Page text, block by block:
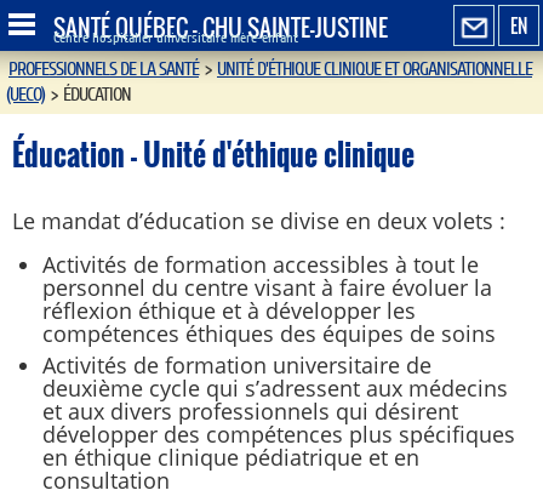
EN
SANTÉ QUÉBEC - CHU SAINTE-JUSTINE
Centre hospitalier universitaire mère-enfant
PROFESSIONNELS DE LA SANTÉ>UNITÉ D'ÉTHIQUE CLINIQUE ET ORGANISATIONNELLE
(UECO) > ÉDUCATION
Éducation - Unité d'éthique clinique
Le mandat d’éducation se divise en deux volets :
Activités de formation accessibles à tout le
personnel du centre visant à faire évoluer la
réflexion éthique et à développer les
compétences éthiques des équipes de soins
Activités de formation universitaire de
deuxième cycle qui s’adressent aux médecins
et aux divers professionnels qui désirent
développer des compétences plus spécifiques
en éthique clinique pédiatrique et en
consultation